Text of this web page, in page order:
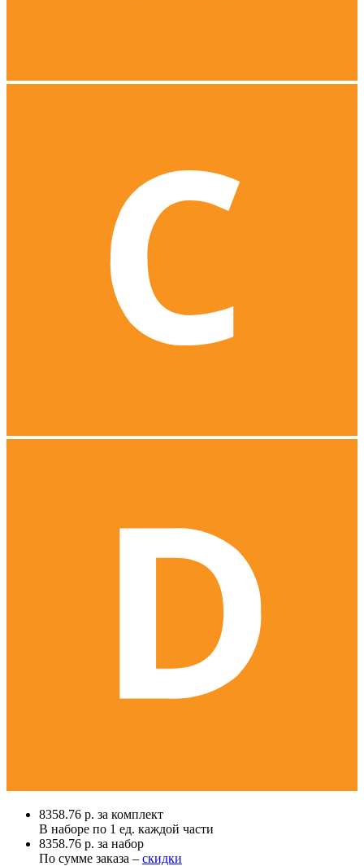
8358.76 р. за комплект
В наборе по 1 ед. каждой части
8358.76 р. за набор
По сумме заказа – скидки